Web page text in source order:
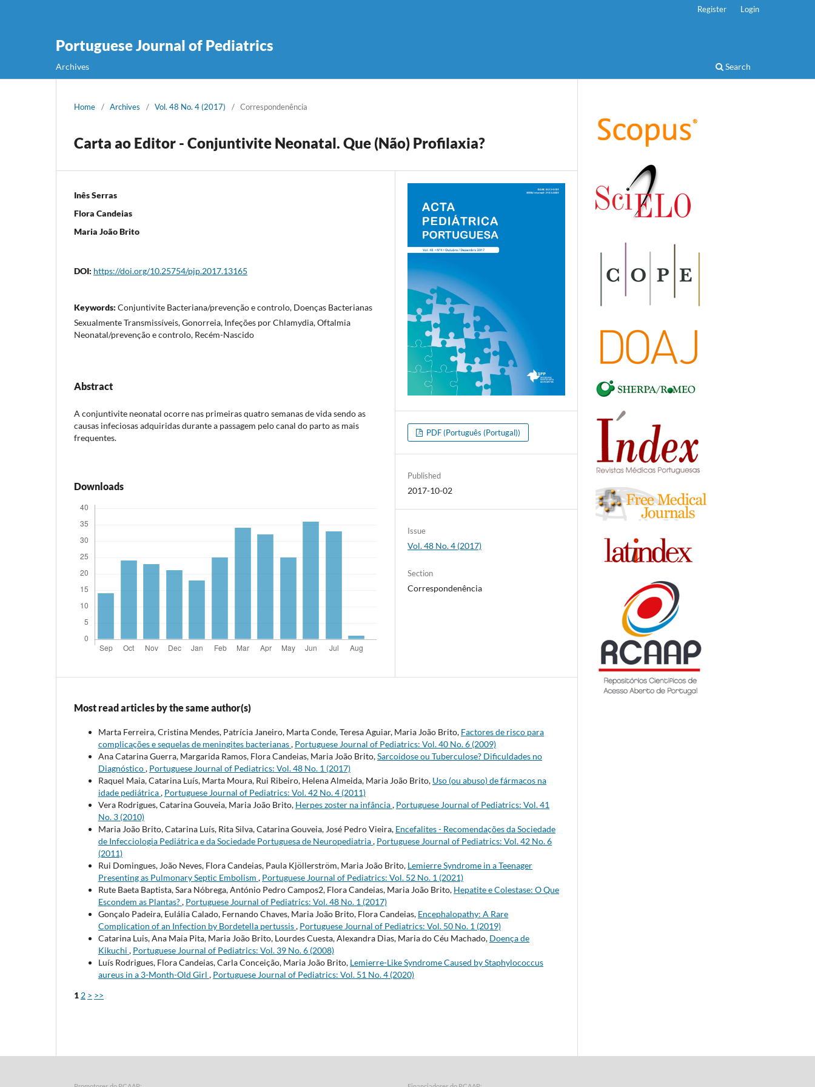
Portuguese Journal of Pediatrics
Archives Search
Register Login
Home / Archives / Vol. 48 No. 4 (2017) / Correspondenência
Carta ao Editor - Conjuntivite Neonatal. Que (Não) Profilaxia?
Inês Serras
Flora Candeias
Maria João Brito
DOI: https://doi.org/10.25754/pjp.2017.13165
Keywords: Conjuntivite Bacteriana/prevenção e controlo, Doenças Bacterianas
Sexualmente Transmissíveis, Gonorreia, Infeções por Chlamydia, Oftalmia
Neonatal/prevenção e controlo, Recém-Nascido
Abstract
A conjuntivite neonatal ocorre nas primeiras quatro semanas de vida sendo as
causas infeciosas adquiridas durante a passagem pelo canal do parto as mais
frequentes.
Downloads
PDF (Português (Portugal))
Published
2017-10-02
Issue
Vol. 48 No. 4 (2017)
Section
Correspondenência
Most read articles by the same author(s)
Marta Ferreira, Cristina Mendes, Patrícia Janeiro, Marta Conde, Teresa Aguiar, Maria João Brito, Factores de risco para
complicações e sequelas de meningites bacterianas, Portuguese Journal of Pediatrics: Vol. 40 No. 6 (2009)
Ana Catarina Guerra, Margarida Ramos, Flora Candeias, Maria João Brito,Sarcoidose ou Tuberculose? Dificuldades no
Diagnóstico, Portuguese Journal of Pediatrics: Vol. 48 No. 1 (2017)
Raquel Maia, Catarina Luís, Marta Moura, Rui Ribeiro, Helena Almeida, Maria João Brito, Uso (ou abuso) de fármacos na
idade pediátrica, Portuguese Journal of Pediatrics: Vol. 42 No. 4 (2011)
Vera Rodrigues, Catarina Gouveia, Maria João Brito, Herpes zoster na infância, Portuguese Journal of Pediatrics: Vol. 41
No. 3 (2010)
Maria João Brito, Catarina Luís, Rita Silva, Catarina Gouveia, José Pedro Vieira, Encefalites - Recomendações da Sociedade
de Infecciologia Pediátrica e da Sociedade Portuguesa de Neuropediatria, Portuguese Journal of Pediatrics: Vol. 42 No. 6
(2011)
Rui Domingues, João Neves, Flora Candeias, Paula Kjöllerström, Maria João Brito, Lemierre Syndrome in a Teenager
Presenting as Pulmonary Septic Embolism , Portuguese Journal of Pediatrics: Vol. 52 No. 1 (2021)
Rute Baeta Baptista, Sara Nóbrega, António Pedro Campos2, Flora Candeias, Maria João Brito, Hepatite e Colestase: O Que
Escondem as Plantas?, Portuguese Journal of Pediatrics: Vol. 48 No. 1 (2017)
Gonçalo Padeira, Eulália Calado, Fernando Chaves, Maria João Brito, Flora Candeias, Encephalopathy: A Rare
Complication of an Infection by Bordetella pertussis, Portuguese Journal of Pediatrics: Vol. 50 No. 1 (2019)
Catarina Luis, Ana Maia Pita, Maria João Brito, Lourdes Cuesta, Alexandra Dias, Maria do Céu Machado, Doença de
Kikuchi , Portuguese Journal of Pediatrics: Vol. 39 No. 6 (2008)
Luís Rodrigues, Flora Candeias, Carla Conceição, Maria João Brito, Lemierre-Like Syndrome Caused by Staphylococcus
aureus in a 3-Month-Old Girl , Portuguese Journal of Pediatrics: Vol. 51 No. 4 (2020)
1 2 > >>